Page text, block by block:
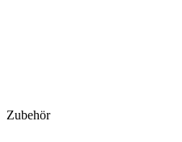
Zubehör